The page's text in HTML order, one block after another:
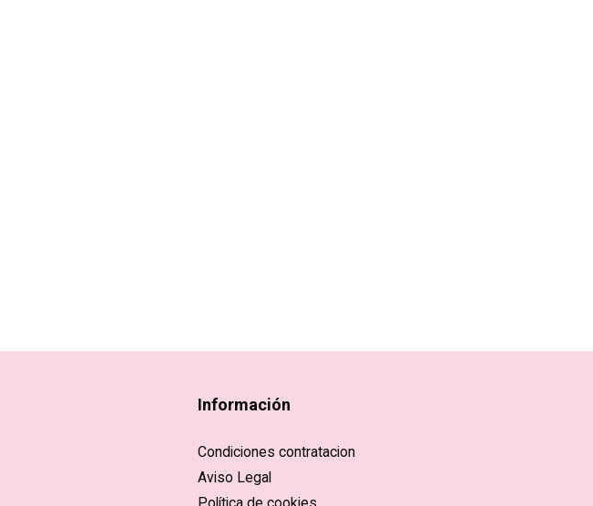
Información
Condiciones contratacion
Aviso Legal